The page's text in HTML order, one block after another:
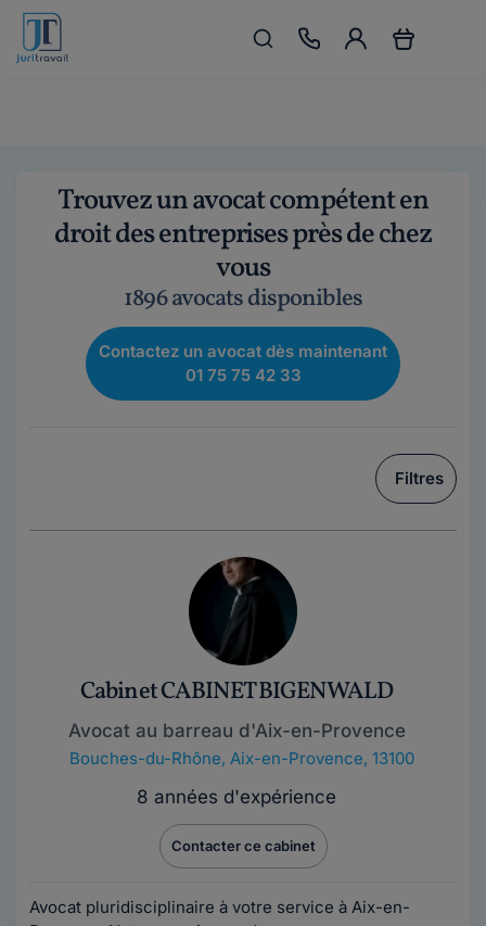
Trouvez un avocat compétent en
droit des entreprises près de chez
vous
1896 avocats disponibles
Contactez un avocat dès maintenant
01 75 75 42 33
Filtres
Cabinet CABINET BIGENWALD
Avocat au barreau d'Aix-en-Provence
Bouches-du-Rhône, Aix-en-Provence, 13100
8 années d'expérience
Contacter ce cabinet
Avocat pluridisciplinaire à votre service à Aix-en-